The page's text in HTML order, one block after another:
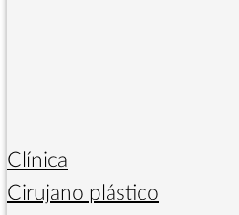
Clínica
Cirujano plástico